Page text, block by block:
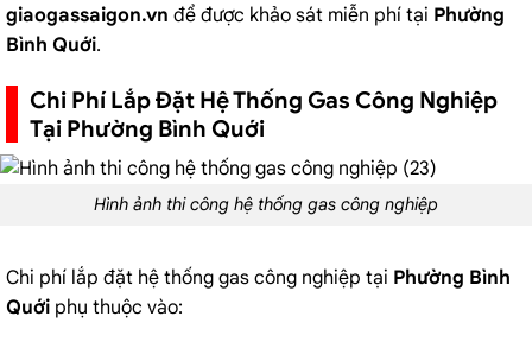
giaogassaigon.vn để được khảo sát miễn phí tại Phường
Bình Quới.
Chi Phí Lắp Đặt Hệ Thống Gas Công Nghiệp
Tại Phường Bình Quới
Hình ảnh thi công hệ thống gas công nghiệp
Chi phí lắp đặt hệ thống gas công nghiệp tại Phường Bình
Quới phụ thuộc vào: